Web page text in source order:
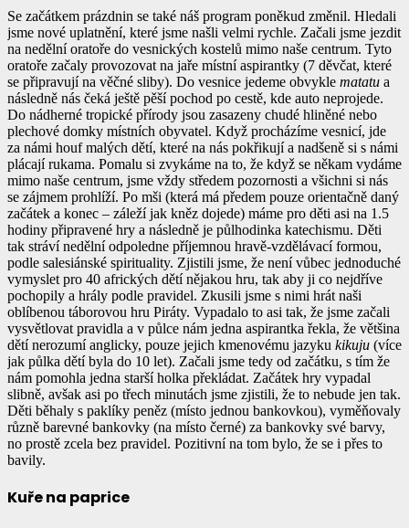
Se začátkem prázdnin se také náš program poněkud změnil. Hledali
jsme nové uplatnění, které jsme našli velmi rychle. Začali jsme jezdit
na nedělní oratoře do vesnických kostelů mimo naše centrum. Tyto
oratoře začaly provozovat na jaře místní aspirantky (7 děvčat, které
se připravují na věčné sliby). Do vesnice jedeme obvykle matatu a
následně nás čeká ještě pěší pochod po cestě, kde auto neprojede.
Do nádherné tropické přírody jsou zasazeny chudé hliněné nebo
plechové domky místních obyvatel. Když procházíme vesnicí, jde
za námi houf malých dětí, které na nás pokřikují a nadšeně si s námi
plácají rukama. Pomalu si zvykáme na to, že když se někam vydáme
mimo naše centrum, jsme vždy středem pozornosti a všichni si nás
se zájmem prohlíží. Po mši (která má předem pouze orientačně daný
začátek a konec – záleží jak kněz dojede) máme pro děti asi na 1.5
hodiny připravené hry a následně je půlhodinka katechismu. Děti
tak stráví nedělní odpoledne příjemnou hravě-vzdělávací formou,
podle salesiánské spirituality. Zjistili jsme, že není vůbec jednoduché
vymyslet pro 40 afrických dětí nějakou hru, tak aby ji co nejdříve
pochopily a hrály podle pravidel. Zkusili jsme s nimi hrát naši
oblíbenou táborovou hru Piráty. Vypadalo to asi tak, že jsme začali
vysvětlovat pravidla a v půlce nám jedna aspirantka řekla, že většina
dětí nerozumí anglicky, pouze jejich kmenovému jazyku kikuju (více
jak půlka dětí byla do 10 let). Začali jsme tedy od začátku, s tím že
nám pomohla jedna starší holka překládat. Začátek hry vypadal
slibně, avšak asi po třech minutách jsme zjistili, že to nebude jen tak.
Děti běhaly s paklíky peněz (místo jednou bankovkou), vyměňovaly
různě barevné bankovky (na místo černé) za bankovky své barvy,
no prostě zcela bez pravidel. Pozitivní na tom bylo, že se i přes to
bavily.
Kuře na paprice